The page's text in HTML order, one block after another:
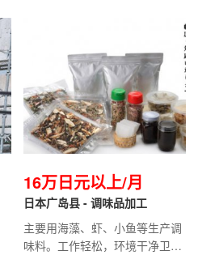
16万日元以上/月
日本广岛县 - 调味品加工
主要用海藻、虾、小鱼等生产调
味料。工作轻松，环境干净卫